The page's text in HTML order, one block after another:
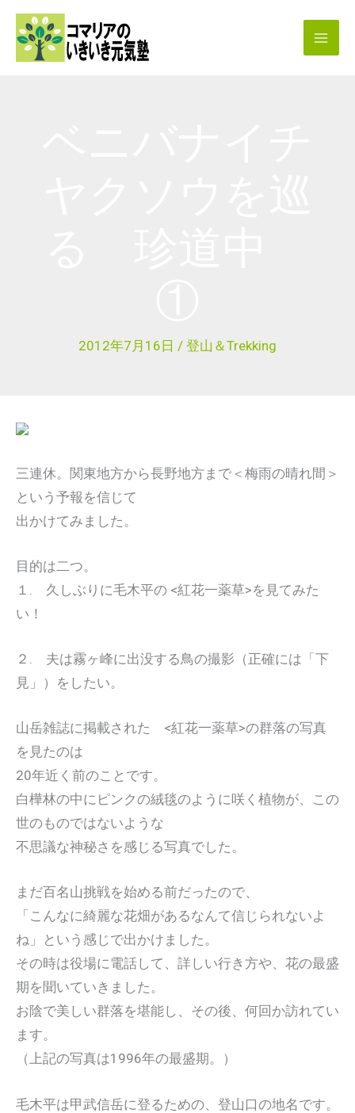
2012年7月16日 / 登山＆Trekking
三連休。関東地方から長野地方まで＜梅雨の晴れ間＞
という予報を信じて
出かけてみました。
目的は二つ。
１. 久しぶりに毛木平の <紅花一薬草>を見てみた
い！
２. 夫は霧ヶ峰に出没する鳥の撮影（正確には「下
見」）をしたい。
山岳雑誌に掲載された <紅花一薬草>の群落の写真
を見たのは
20年近く前のことです。
白樺林の中にピンクの絨毯のように咲く植物が、この
世のものではないような
不思議な神秘さを感じる写真でした。
まだ百名山挑戦を始める前だったので、
「こんなに綺麗な花畑があるなんて信じられないよ
ね」という感じで出かけました。
その時は役場に電話して、詳しい行き方や、花の最盛
期を聞いていきました。
お陰で美しい群落を堪能し、その後、何回か訪れてい
ます。
（上記の写真は1996年の最盛期。）
毛木平は甲武信岳に登るための、登山口の地名です。